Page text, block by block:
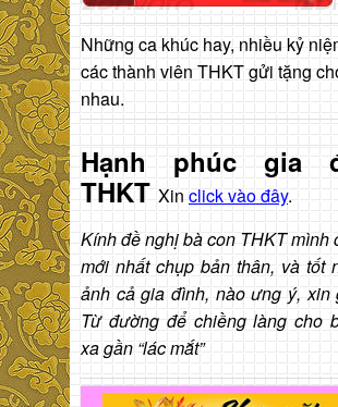
Những ca khúc hay, nhiều kỷ
các thành viên THKT gửi tặng
nhau.
Hạnh phúc gia
THKT Xin click vào đây.
Kính đề nghị bà con THKT mình
mới nhất chụp bản thân, và tốt
ảnh cả gia đình, nào ưng ý, xin
Từ đường để chiềng làng cho
xa gần “lác mắt”